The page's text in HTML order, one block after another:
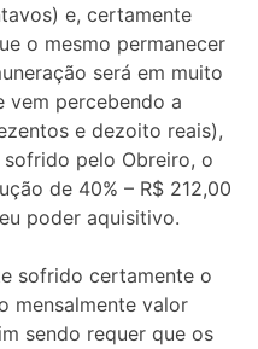
e, certamente
o mesmo permanecer
será em muito
vem percebendo a
e dezoito reais),
pelo Obreiro, o
de 40% – R$ 212,00
poder aquisitivo.
sofrido certamente o
mensalmente valor
sendo requer que os